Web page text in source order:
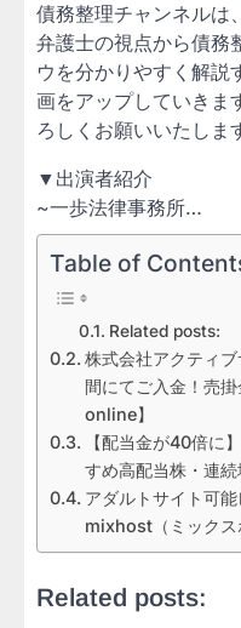
債務整理チャンネルは
弁護士の視点から債務
ウを分かりやすく解説
画をアップしていきま
ろしくお願いいたしま
▼出演者紹介
~一歩法律事務所…
Table of
Related posts:
株式会社アクティ
間にてご入金！売
online】
【配当金が40倍に
すめ高配当株・連
アダルトサイト可
mixhost（ミックス
Related posts: